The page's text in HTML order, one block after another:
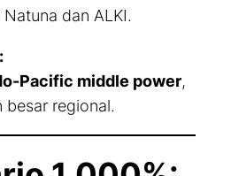
dan ALKI.
Pacific middle power,
besar regional.